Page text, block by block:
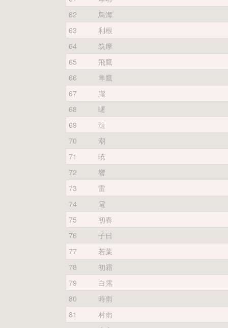
62
鳥海
63
利根
64
筑摩
65
飛鷹
66
隼鷹
67
朧
68
曙
69
漣
70
潮
71
暁
72
響
73
雷
74
電
75
初春
76
子日
77
若葉
78
初霜
79
白露
80
時雨
81
村雨